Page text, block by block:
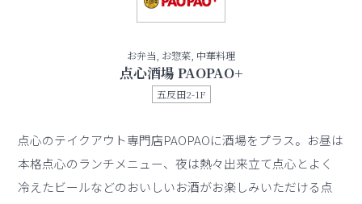
お弁当, お惣菜, 中華料理
点心酒場 PAOPAO+
五反田2-1F
点心のテイクアウト専門店PAOPAOに酒場をプラス。お昼は
本格点心のランチメニュー、夜は熱々出来立て点心とよく
冷えたビールなどのおいしいお酒がお楽しみいただける点